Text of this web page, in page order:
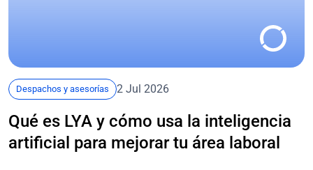
Despachos y asesorías 2 Jul 2026
Qué es LYA y cómo usa la inteligencia
artificial para mejorar tu área laboral